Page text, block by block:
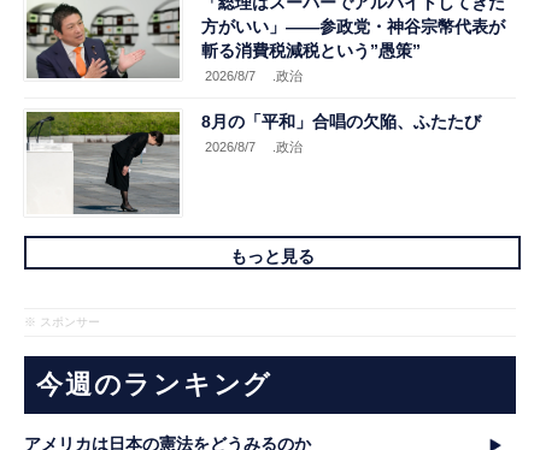
方がいい」――参政党・神谷宗幣代表が
斬る消費税減税という”愚策”
2026/8/7 .政治
8月の「平和」合唱の欠陥、ふたたび
2026/8/7 .政治
もっと見る
※ スポンサー
今週のランキング
アメリカは日本の憲法をどうみるのか